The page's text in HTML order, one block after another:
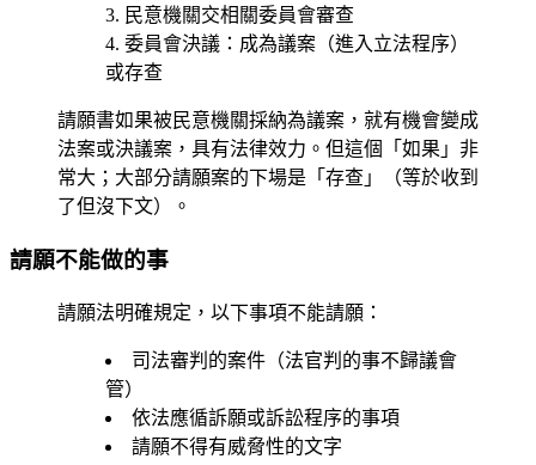
民意機關交相關委員會審查
委員會決議：成為議案（進入立法程序）
或存查
請願書如果被民意機關採納為議案，就有機會變成
法案或決議案，具有法律效力。但這個「如果」非
常大；大部分請願案的下場是「存查」（等於收到
了但沒下文）。
請願不能做的事
請願法明確規定，以下事項不能請願：
司法審判的案件（法官判的事不歸議會
管）
依法應循訴願或訴訟程序的事項
請願不得有威脅性的文字